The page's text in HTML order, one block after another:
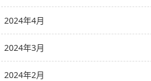
2024年4月
2024年3月
2024年2月